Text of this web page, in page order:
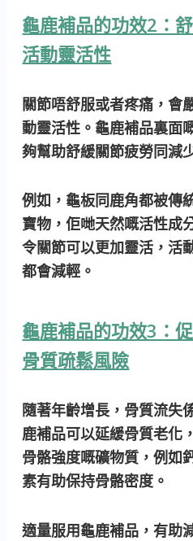
龜鹿補品的功效2：
活動靈活性
關節唔舒服或者疼痛，會
動靈活性。龜鹿補品裏面
夠幫助舒緩關節疲勞同減
例如，龜板同鹿角都被傳
寶物，佢哋天然嘅活性成
令關節可以更加靈活，活
都會減輕。
龜鹿補品的功效3：
骨質疏鬆風險
隨著年齡增長，骨質流失
鹿補品可以延緩骨質老化
骨骼強度嘅礦物質，例如
素有助保持骨骼密度。
適量服用龜鹿補品，有助